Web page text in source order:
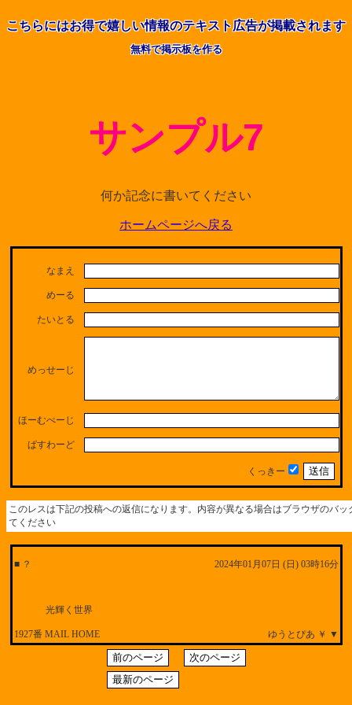
こちらにはお得で嬉しい情報のテキスト広告が掲載されます
無料で掲示板を作る
サンプル7
何か記念に書いてください
ホームページへ戻る
なまえ
めーる
たいとる
めっせーじ
ほーむぺーじ
ぱすわーど
くっきー
このレスは下記の投稿への返信になります。内容が異なる場合はブラウザのバッ
てください
■ ？ 2024年01月07日 (日) 03時16分
光輝く世界
1927番 MAIL HOME ゆうとぴあ ￥ ▼